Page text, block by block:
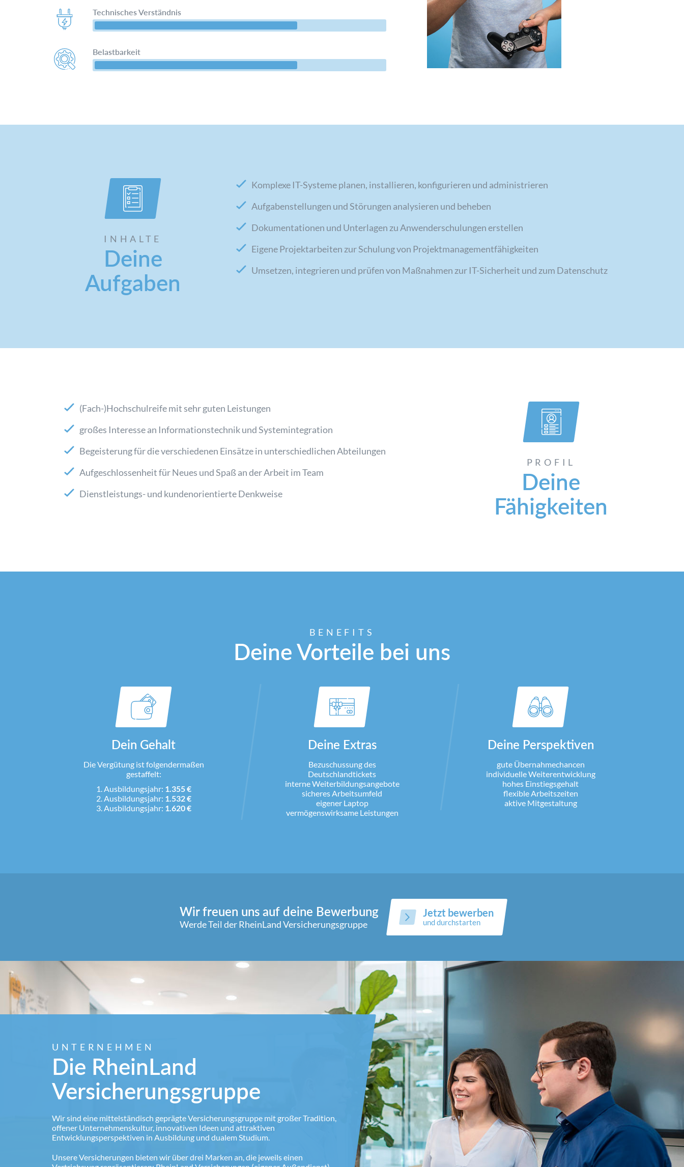
Technisches Verständnis
Belastbarkeit
INHALTE
Deine
Aufgaben
Komplexe IT-Systeme planen, installieren, konfigurieren und administrieren
Aufgabenstellungen und Störungen analysieren und beheben
Dokumentationen und Unterlagen zu Anwenderschulungen erstellen
Eigene Projektarbeiten zur Schulung von Projektmanagementfähigkeiten
Umsetzen, integrieren und prüfen von Maßnahmen zur IT-Sicherheit und zum Datenschutz
PROFIL
Deine
Fähigkeiten
(Fach-)Hochschulreife mit sehr guten Leistungen
großes Interesse an Informationstechnik und Systemintegration
Begeisterung für die verschiedenen Einsätze in unterschiedlichen Abteilungen
Aufgeschlossenheit für Neues und Spaß an der Arbeit im Team
Dienstleistungs- und kundenorientierte Denkweise
BENEFITS
Deine Vorteile bei uns
Dein Gehalt
Die Vergütung ist folgendermaßen
gestaffelt:
Ausbildungsjahr: 1.355
Ausbildungsjahr: 1.532
Ausbildungsjahr: 1.620
Deine Extras
Bezuschussung des
Deutschlandtickets
interne Weiterbildungsangebote
sicheres Arbeitsumfeld
eigener Laptop
vermögenswirksame Leistungen
Deine Perspektiven
gute Übernahmechancen
individuelle Weiterentwicklung
hohes Einstiegsgehalt
flexible Arbeitszeiten
aktive Mitgestaltung
Wir freuen uns auf deine Bewerbung
Werde Teil der RheinLand Versicherungsgruppe
Jetzt bewerben
und durchstarten
UNTERNEHMEN
Die RheinLand
Versicherungsgruppe
Wir sind eine mittelständisch geprägte Versicherungsgruppe mit großer Tradition,
offener Unternehmenskultur, innovativen Ideen und attraktiven
Entwicklungsperspektiven in Ausbildung und dualem Studium.
Unsere Versicherungen bieten wir über drei Marken an, die jeweils einen